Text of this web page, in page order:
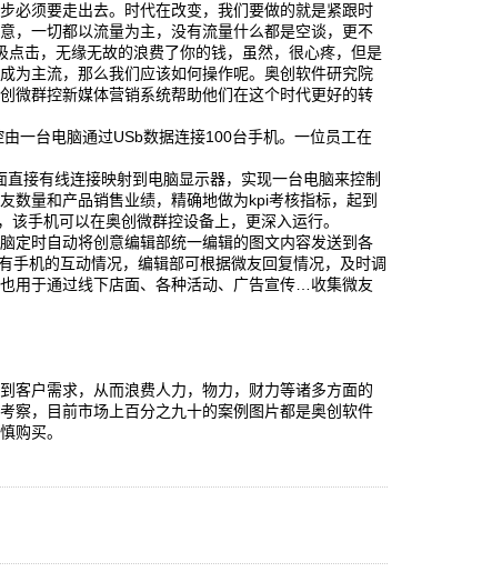
必须要走出去。时代在改变，我们要做的就是紧跟时
，一切都以流量为主，没有流量什么都是空谈，更不
击，无缘无故的浪费了你的钱，虽然，很心疼，但是
为主流，那么我们应该如何操作呢。奥创软件研究院
微群控新媒体营销系统帮助他们在这个时代更好的转
一台电脑通过USb数据连接100台手机。一位员工在
接有线连接映射到电脑显示器，实现一台电脑来控制
数量和产品销售业绩，精确地做为kpi考核指标，起到
手机可以在奥创微群控设备上，更深入运行。
定时自动将创意编辑部统一编辑的图文内容发送到各
手机的互动情况，编辑部可根据微友回复情况，及时调
用于通过线下店面、各种活动、广告宣传…收集微友
客户需求，从而浪费人力，物力，财力等诸多方面的
察，目前市场上百分之九十的案例图片都是奥创软件
购买。